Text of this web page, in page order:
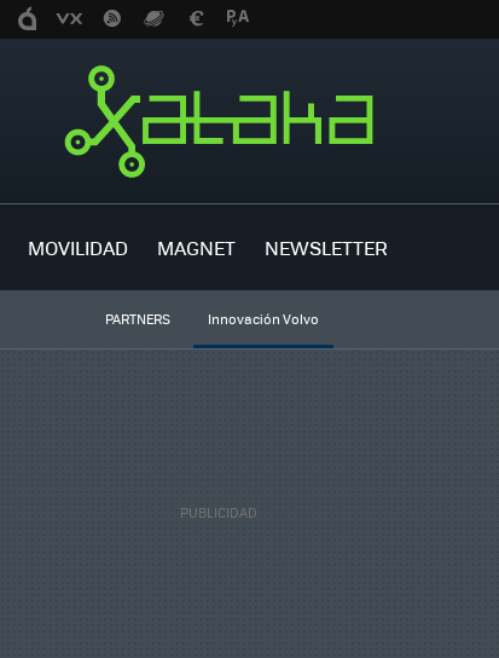
MOVILIDAD MAGNET NEWSLETTER
PARTNERS Innovación Volvo